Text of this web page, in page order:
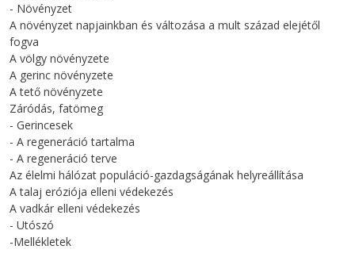
- Növényzet
A növényzet napjainkban és változása a mult század elejétől
fogva
A völgy növényzete
A gerinc növényzete
A tető növényzete
Záródás, fatömeg
- Gerincesek
- A regeneráció tartalma
- A regeneráció terve
Az élelmi hálózat populáció-gazdagságának helyreállítása
A talaj eróziója elleni védekezés
A vadkár elleni védekezés
- Utószó
-Mellékletek